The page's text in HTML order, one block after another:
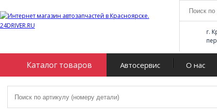
г.
Каталог товаров Автосервис О нас